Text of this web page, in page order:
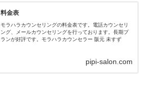
料金表
モラハラカウンセリングの料金表です。電話カウンセリ
ング、メールカウンセリングを行っております。長期プ
ランが好評です。モラハラカウンセラー 阪元 未すず
pipi-salon.com